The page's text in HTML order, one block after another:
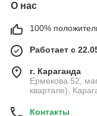
О нас
100%
Работает с
г. Караганда
Ермекова 52,
квартале),
Контакты